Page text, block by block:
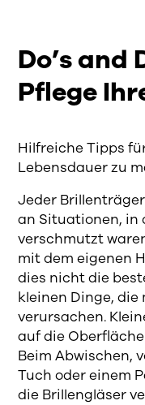
Do’s and
Pflege
Hilfreiche Tipps
Lebensdauer zu
Jeder
an Situationen, in
verschmutzt
mit dem eigenen
dies nicht die
kleinen Dinge,
verursachen.
auf die
Beim Abwischen,
Tuch oder einem
die Brillengläser